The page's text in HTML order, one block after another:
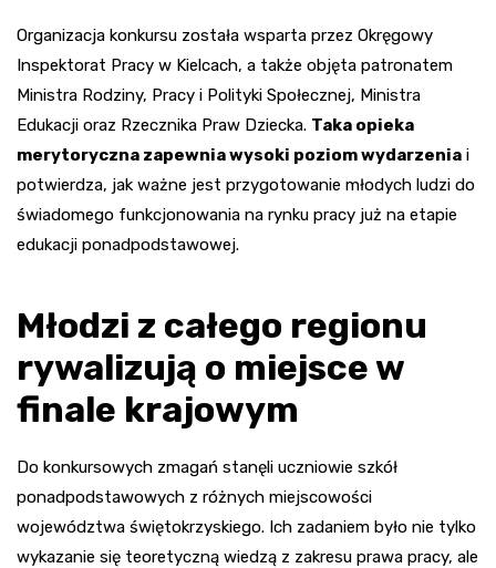
Organizacja konkursu została wsparta przez Okręgowy
Inspektorat Pracy w Kielcach, a także objęta patronatem
Ministra Rodziny, Pracy i Polityki Społecznej, Ministra
Edukacji oraz Rzecznika Praw Dziecka. Taka opieka
merytoryczna zapewnia wysoki poziom wydarzenia i
potwierdza, jak ważne jest przygotowanie młodych ludzi do
świadomego funkcjonowania na rynku pracy już na etapie
edukacji ponadpodstawowej.
Młodzi z całego regionu
rywalizują o miejsce w
finale krajowym
Do konkursowych zmagań stanęli uczniowie szkół
ponadpodstawowych z różnych miejscowości
województwa świętokrzyskiego. Ich zadaniem było nie tylko
wykazanie się teoretyczną wiedzą z zakresu prawa pracy, ale